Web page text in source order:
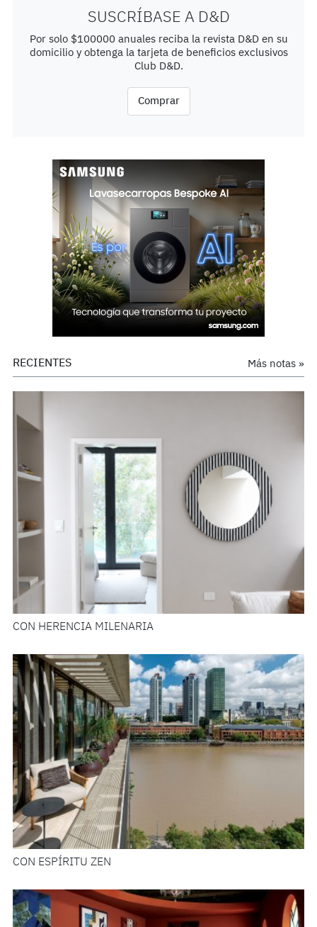
SUSCRÍBASE A D&D
Por solo $100000 anuales reciba la revista D&D en su
domicilio y obtenga la tarjeta de beneficios exclusivos
Club D&D.
Comprar
Más notas »
RECIENTES
CON HERENCIA MILENARIA
CON ESPÍRITU ZEN